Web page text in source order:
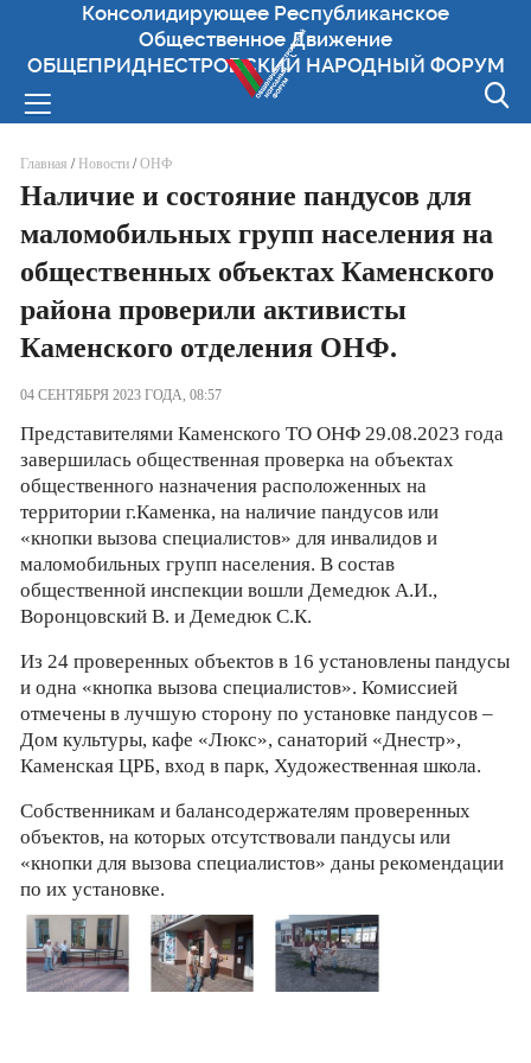
Консолидирующее Республиканское
Общественное Движение
ОБЩЕПРИДНЕСТРОВСКИЙ НАРОДНЫЙ ФОРУМ
Вы здесь
Главная / Новости/ОНФ
Наличие и состояние пандусов для
маломобильных групп населения на
общественных объектах Каменского
района проверили активисты
Каменского отделения ОНФ.
04 СЕНТЯБРЯ 2023 ГОДА, 08:57
Представителями Каменского ТО ОНФ 29.08.2023 года
завершилась общественная проверка на объектах
общественного назначения расположенных на
территории г.Каменка, на наличие пандусов или
«кнопки вызова специалистов» для инвалидов и
маломобильных групп населения. В состав
общественной инспекции вошли Демедюк А.И.,
Воронцовский В. и Демедюк С.К.
Из 24 проверенных объектов в 16 установлены пандусы
и одна «кнопка вызова специалистов». Комиссией
отмечены в лучшую сторону по установке пандусов –
Дом культуры, кафе «Люкс», санаторий «Днестр»,
Каменская ЦРБ, вход в парк, Художественная школа.
Собственникам и балансодержателям проверенных
объектов, на которых отсутствовали пандусы или
«кнопки для вызова специалистов» даны рекомендации
по их установке.